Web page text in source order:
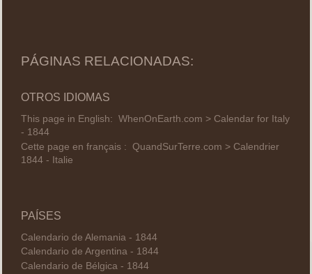
PÁGINAS RELACIONADAS:
OTROS IDIOMAS
This page in English: WhenOnEarth.com > Calendar for Italy
- 1844
Cette page en français : QuandSurTerre.com > Calendrier
1844 - Italie
PAÍSES
Calendario de Alemania - 1844
Calendario de Argentina - 1844
Calendario de Bélgica - 1844